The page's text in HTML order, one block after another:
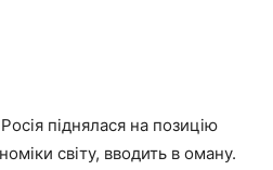
піднялася на позицію
світу, вводить в оману.